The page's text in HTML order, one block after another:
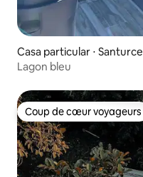
Casa particular ⋅ Santurce
Lagon bleu
Coup de cœur voyageurs
Coup de cœur voyageurs